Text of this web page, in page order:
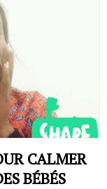
CALMER
BÉBÉS